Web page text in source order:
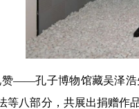
赞——孔子博物馆藏吴泽浩
等八部分，共展出捐赠作